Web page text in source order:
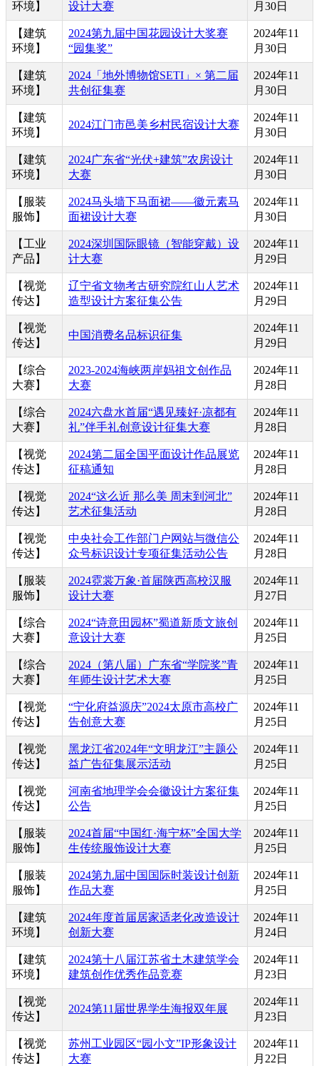
环境】
设计大赛
月30日
【建筑
环境】
2024第九届中国花园设计大奖赛
“园集奖”
2024年11
月30日
【建筑
环境】
2024「地外博物馆SETI」× 第二届
共创征集赛
2024年11
月30日
【建筑
环境】
2024江门市邑美乡村民宿设计大赛
2024年11
月30日
【建筑
环境】
2024广东省“光伏+建筑”农房设计
大赛
2024年11
月30日
【服装
服饰】
2024马头墙下马面裙——徽元素马
面裙设计大赛
2024年11
月30日
【工业
产品】
2024深圳国际眼镜（智能穿戴）设
计大赛
2024年11
月29日
【视觉
传达】
辽宁省文物考古研究院红山人艺术
造型设计方案征集公告
2024年11
月29日
【视觉
传达】
中国消费名品标识征集
2024年11
月29日
【综合
大赛】
2023-2024海峡两岸妈祖文创作品
大赛
2024年11
月28日
【综合
大赛】
2024六盘水首届“遇见臻好·凉都有
礼”伴手礼创意设计征集大赛
2024年11
月28日
【视觉
传达】
2024第二届全国平面设计作品展览
征稿通知
2024年11
月28日
【视觉
传达】
2024“这么近 那么美 周末到河北”
艺术征集活动
2024年11
月28日
【视觉
传达】
中央社会工作部门户网站与微信公
众号标识设计专项征集活动公告
2024年11
月28日
【服装
服饰】
2024霓裳万象·首届陕西高校汉服
设计大赛
2024年11
月27日
【综合
大赛】
2024“诗意田园杯”蜀道新质文旅创
意设计大赛
2024年11
月25日
【综合
大赛】
2024（第八届）广东省“学院奖”青
年师生设计艺术大赛
2024年11
月25日
【视觉
传达】
“宁化府益源庆”2024太原市高校广
告创意大赛
2024年11
月25日
【视觉
传达】
黑龙江省2024年“文明龙江”主题公
益广告征集展示活动
2024年11
月25日
【视觉
传达】
河南省地理学会会徽设计方案征集
公告
2024年11
月25日
【服装
服饰】
2024首届“中国红·海宁杯”全国大学
生传统服饰设计大赛
2024年11
月25日
【服装
服饰】
2024第九届中国国际时装设计创新
作品大赛
2024年11
月25日
【建筑
环境】
2024年度首届居家适老化改造设计
创新大赛
2024年11
月24日
【建筑
环境】
2024第十八届江苏省土木建筑学会
建筑创作优秀作品竞赛
2024年11
月23日
【视觉
传达】
2024第11届世界学生海报双年展
2024年11
月23日
【视觉
传达】
苏州工业园区“园小文”IP形象设计
大赛
2024年11
月22日